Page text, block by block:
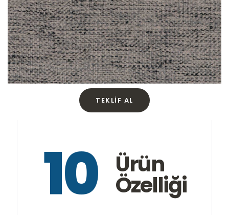
TEKLIF AL
10 Ürün
Özelliği